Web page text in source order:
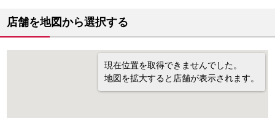
店舗を地図から選択する
現在位置を取得できませんでした。
地図を拡大すると店舗が表示されます。